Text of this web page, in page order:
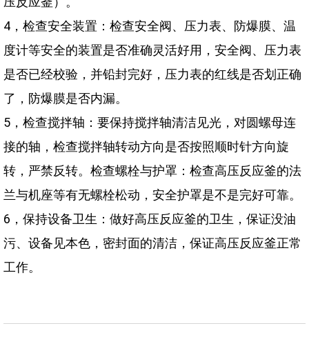
4，检查安全装置：检查安全阀、压力表、防爆膜、温
度计等安全的装置是否准确灵活好用，安全阀、压力表
是否已经校验，并铅封完好，压力表的红线是否划正确
了，防爆膜是否内漏。
5，检查搅拌轴：要保持搅拌轴清洁见光，对圆螺母连
接的轴，检查搅拌轴转动方向是否按照顺时针方向旋
转，严禁反转。检查螺栓与护罩：检查高压反应釜的法
兰与机座等有无螺栓松动，安全护罩是不是完好可靠。
6，保持设备卫生：做好高压反应釜的卫生，保证没油
污、设备见本色，密封面的清洁，保证高压反应釜正常
工作。